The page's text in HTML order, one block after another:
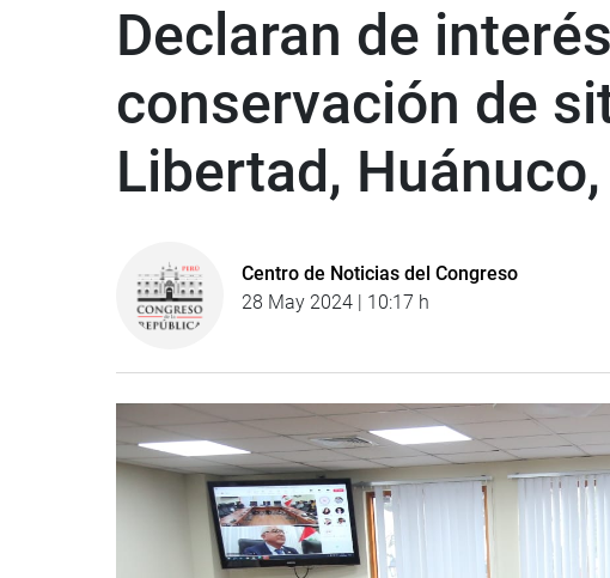
Declaran de
conservación de
Libertad,
Centro de Noticias del Congreso
28 May 2024 | 10:17 h